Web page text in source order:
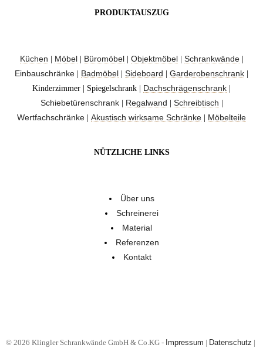
PRODUKTAUSZUG
Küchen Möbel Büromöbel Objektmöbel Schrankwände|
Einbauschränke Badmöbel Sideboard Garderobenschrank
Kinderzimmer | Spiegelschrank | Dachschrägenschrank
Schiebetürenschrank| Regalwand Schreibtisch
Wertfachschränke Akustisch wirksame Schränke Möbelteile
NÜTZLICHE LINKS
Über uns
Schreinerei
Material
Referenzen
Kontakt
© 2026 Klingler Schrankwände GmbH & Co.KG - Impressum | Datenschutz |